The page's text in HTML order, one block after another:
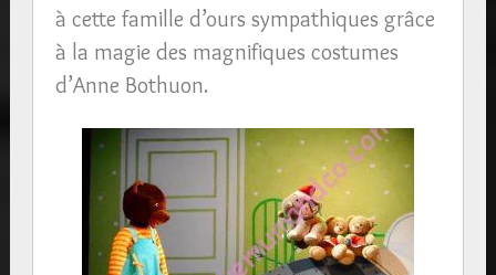
à cette famille d’ours sympathiques grâce
à la magie des magnifiques costumes
d’Anne Bothuon.